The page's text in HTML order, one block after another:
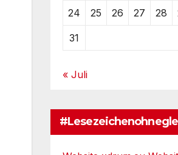
24 25 26 27 28
31
« Juli